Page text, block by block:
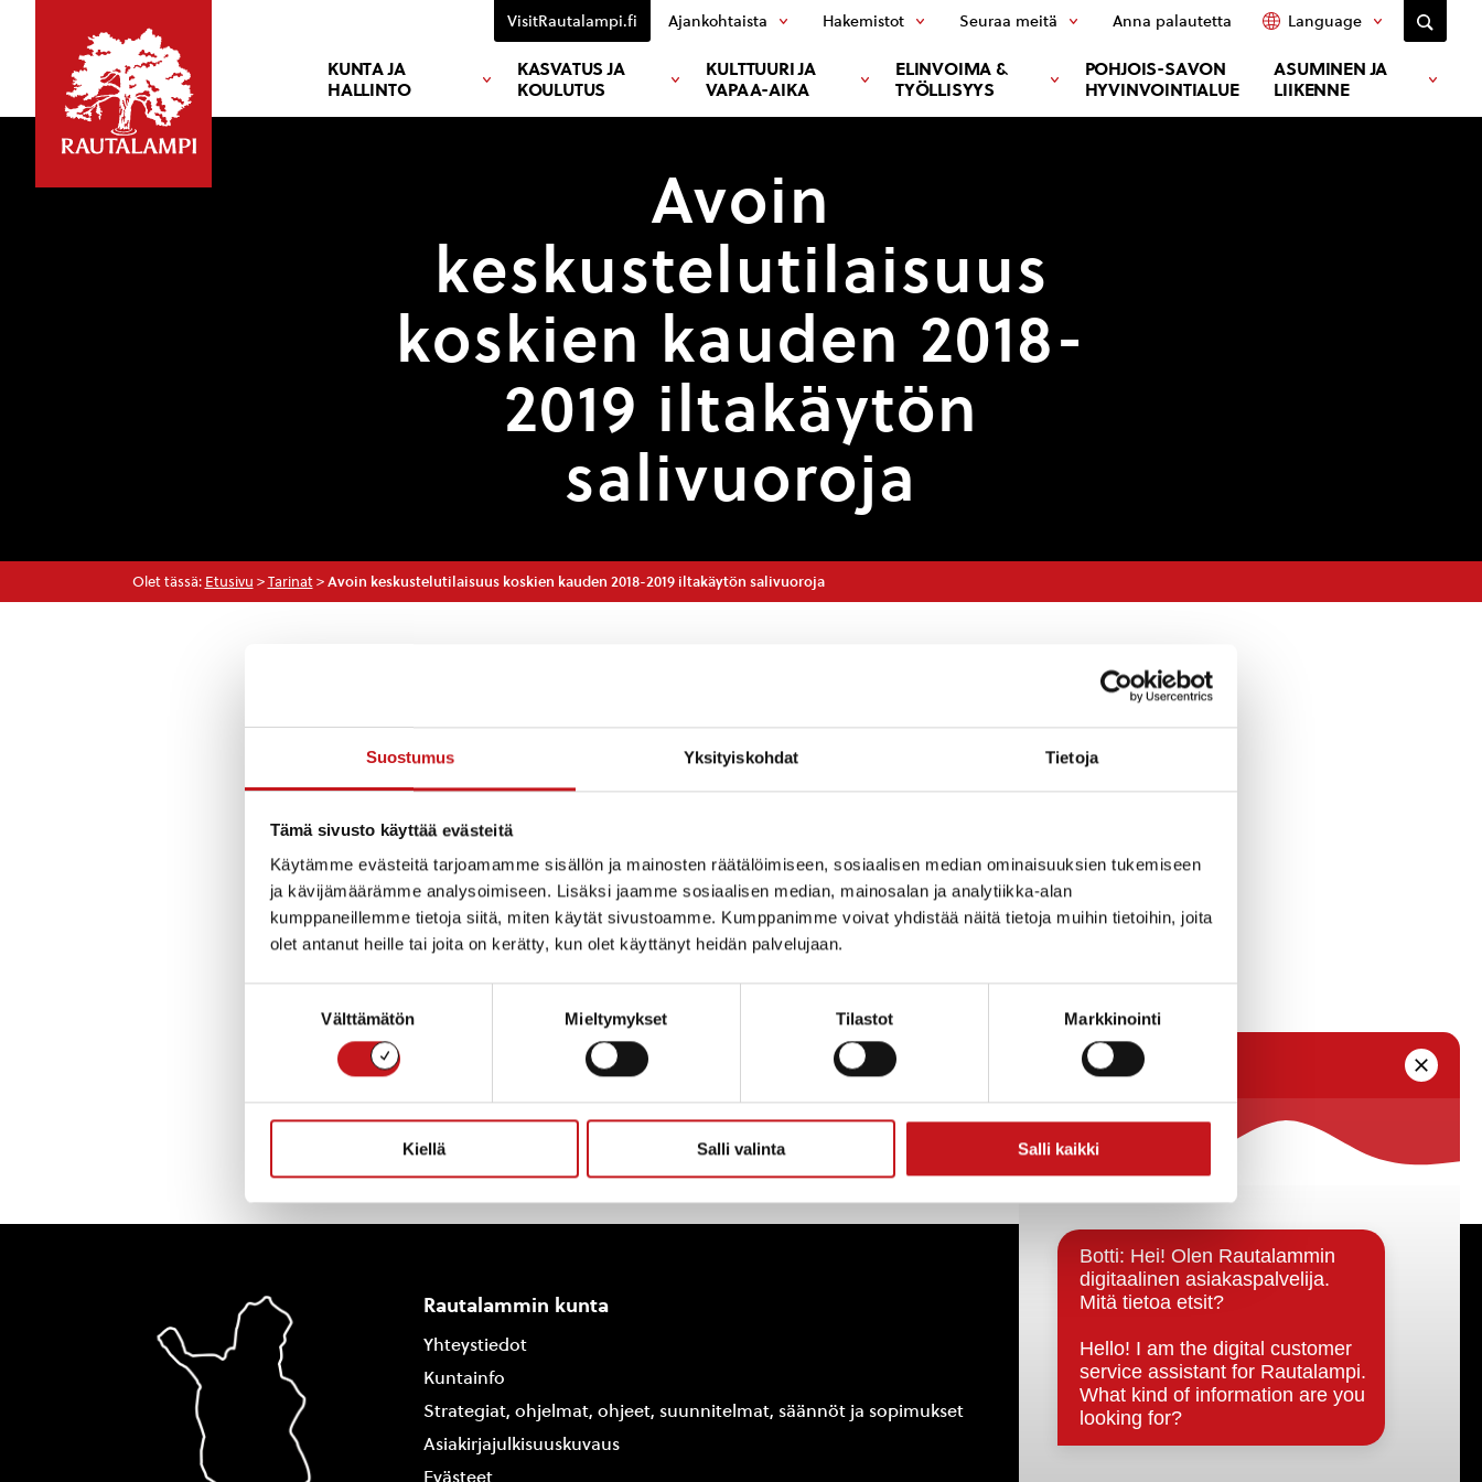
Suostumus Yksityiskohdat Tietoja
Tämä sivusto käyttää evästeitä
Käytämme evästeitä tarjoamamme sisällön ja mainosten räätälöimiseen, sosiaalisen median ominaisuuksien tukemiseen
ja kävijämäärämme analysoimiseen. Lisäksi jaamme sosiaalisen median, mainosalan ja analytiikka-alan
kumppaneillemme tietoja siitä, miten käytät sivustoamme. Kumppanimme voivat yhdistää näitä tietoja muihin tietoihin, joita
olet antanut heille tai joita on kerätty, kun olet käyttänyt heidän palvelujaan.
Välttämätön Mieltymykset Tilastot Markkinointi
Kiellä Salli valinta Salli kaikki
KUNTA JA
HALLINTO
KASVATUS JA
KOULUTUS
KULTTUURI JA
VAPAA-AIKA
ELINVOIMA &
TYÖLLISYYS
POHJOIS-SAVON
HYVINVOINTIALUE
ASUMINEN JA
LIIKENNE
VisitRautalampi.fi Ajankohtaista Hakemistot Seuraa meitä Anna palautetta Language
Avoin
keskustelutilaisuus
koskien kauden 2018-
2019 iltakäytön
salivuoroja
Olet tässä: Etusivu > Tarinat> Avoin keskustelutilaisuus koskien kauden 2018-2019 iltakäytön salivuoroja
Liikuntatoimi järjestää tänä keväänä avoimen keskustelutilaisuuden koskien kauden
2018-2019 iltakäytön salivuoroja sekä niiden jakojärjestystä. Keskustelutilaisuus
järjestetään torstaina 19.4 kello 17-19 kunnanvirastotalolla kunnanhallituksen
huoneessa.
Keskustelutilaisuus on avoin, ja sinne toivotaan osallistujia salivuoroja käyttävistä
tahoista: seuroista, yrityksistä, koulutoimelta ja kansalaisopistolta.
Tervetuloa keskustelmaan ja vaikuttamaan! Lisätietoja saat vs. vapaa-aika sihteeriltä.
Rautalammin kunta
Yhteystiedot
Kuntainfo
Strategiat, ohjelmat, ohjeet, suunnitelmat, säännöt ja sopimukset
Asiakirjajulkisuuskuvaus
Evästeet
Päätöksenteko ja lähidemokratia
Päätökset, esityslistat & pöytäkirjat
Hallinto
Kunnanhallitus
Kunnanvaltuusto